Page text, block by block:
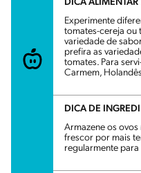
DICA ALIMENTAR
Experimente
tomates-cereja ou
variedade de
prefira as
tomates. Para
Carmem,
DICA DE
Armazene os
frescor por mais
regularmente